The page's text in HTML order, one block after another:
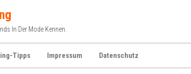
In Der Mode Kennen.
Tipps Impressum Datenschutz